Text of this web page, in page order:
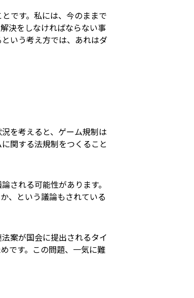
です。私には、今のままで
決をしなければならない事
いう考え方では、あれはダ
を考えると、ゲーム規制は
関する法規制をつくること
される可能性があります。
、という議論もされている
案が国会に提出されるタイ
です。この問題、一気に難